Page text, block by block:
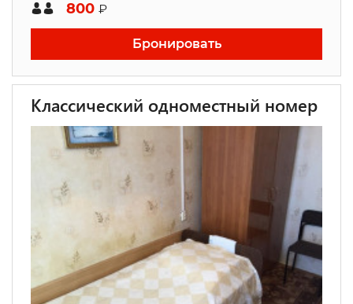
800 ₽
Бронировать
Классический одноместный номер